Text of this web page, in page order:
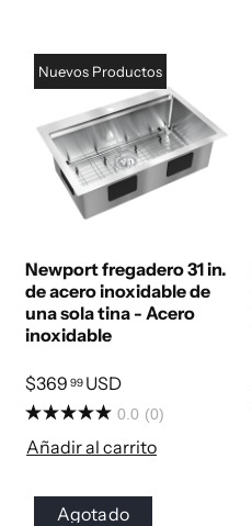
Nuevos Productos
Newport fregadero 31 in.
de acero inoxidable de
una sola tina - Acero
inoxidable
$369 99 USD
0.0 (0)
Añadir al carrito
Agotado